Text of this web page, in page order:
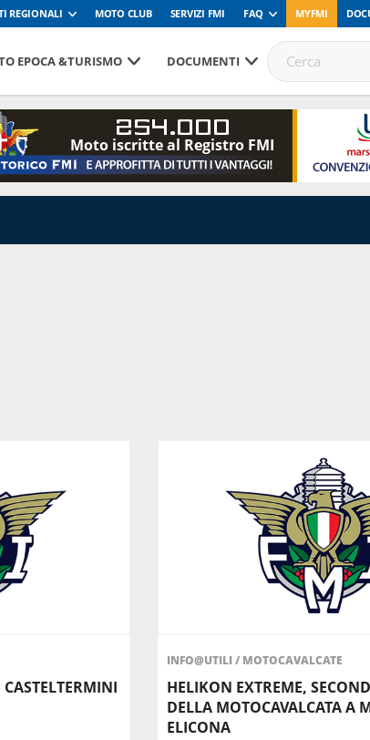
REGIONALI MOTO CLUB SERVIZI FMI FAQ MYFMI
EPOCA &TURISMO DOCUMENTI
254.000
Moto iscritte al Registro FMI
CASTELTERMINI
INFO@UTILI/ MOTOCAVALCATE
HELIKON EXTREME,
DELLA MOTOCAVALCATA A
ELICONA